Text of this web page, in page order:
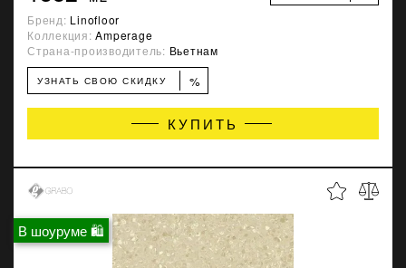
Бренд: Linofloor
Коллекция:Amperage
Страна-производитель: Вьетнам
УЗНАТЬ СВОЮ СКИДКУ %
КУПИТЬ
В шоуруме 🛍